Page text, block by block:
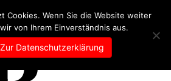
+49 (0)2253 5455 - 65
info@trippe-beratung.de
Cookies. Wenn Sie die Website weiter
von Ihrem Einverständnis aus.
Zur Datenschutzerklärung